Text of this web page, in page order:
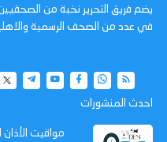
يضم فريق التحرير نخبة من
في عدد من الصحف الرسمية
احدث المنشورات